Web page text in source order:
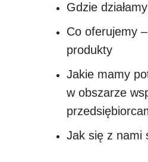
Gdzie działamy
Co oferujemy
produkty
Jakie mamy
w obszarze
Jak się z nami